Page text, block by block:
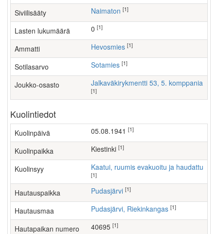
Siviilisääty Naimaton [1]
Lasten lukumäärä [1]
Ammatti hevosmies [1]
Sotilasarvo Sotamies [1]
Joukko-osasto Jalkaväkirykmentti 53, 5. komppania
[1]
Kuolintiedot
Kuolinpäivä 05.08.1941 [1]
Kuolinpaikka Kiestinki [1]
Kuolinsyy Kaatui, ruumis evakuoitu ja haudattu
[1]
Hautauspaikka Pudasjärvi [1]
Hautausmaa Pudasjärvi, Riekinkangas [1]
Hautapaikan numero 40695 [1]